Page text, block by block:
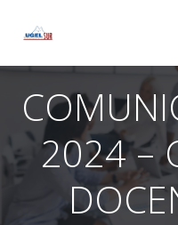
2024 –